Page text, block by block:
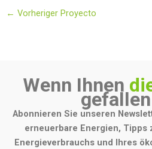
← Vorheriger Proyecto
Wenn Ihnen
Abonnieren Sie unseren
erneuerbare Energien, Tipps
Energieverbrauchs und Ihres